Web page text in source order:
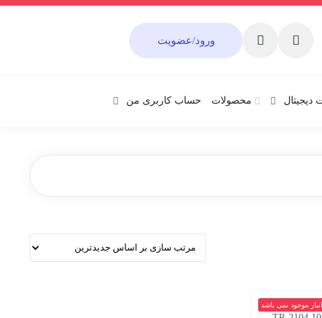
ورود/عضویت
دیجیتال محصولات حساب کاربری من
موجود نمی باشد